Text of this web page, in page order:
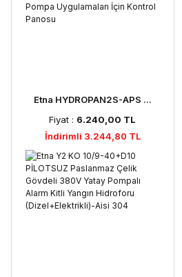
Etna HYDROPAN2S-APS ...
Fiyat : 6.240,00 TL
İndirimli 3.244,80 TL